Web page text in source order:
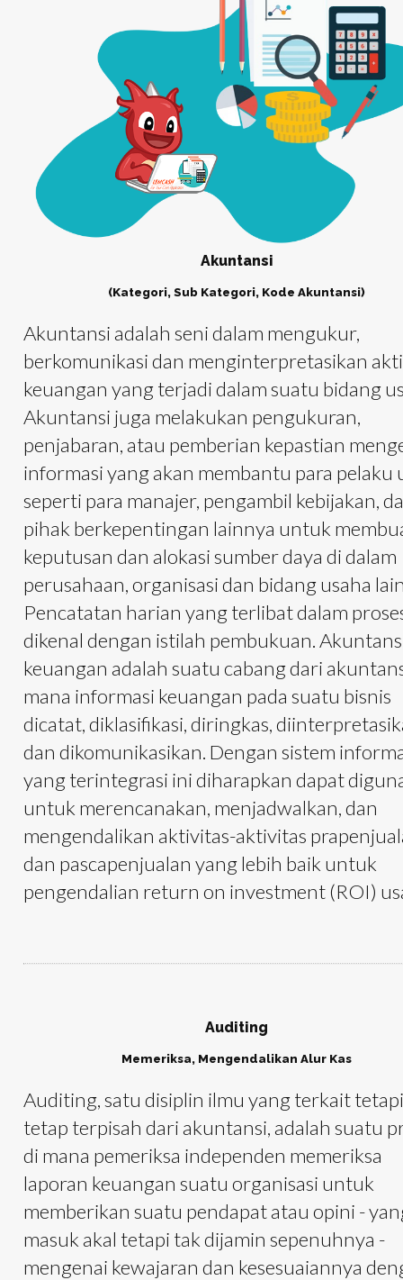
Akuntansi
(Kategori, Sub Kategori, Kode Akuntansi)
Akuntansi adalah seni dalam mengukur,
berkomunikasi dan menginterpretasikan
keuangan yang terjadi dalam suatu bidang
Akuntansi juga melakukan pengukuran,
penjabaran, atau pemberian kepastian
informasi yang akan membantu para pelaku
seperti para manajer, pengambil kebijakan,
pihak berkepentingan lainnya untuk
keputusan dan alokasi sumber daya di dalam
perusahaan, organisasi dan bidang usaha
Pencatatan harian yang terlibat dalam
dikenal dengan istilah pembukuan.
keuangan adalah suatu cabang dari
mana informasi keuangan pada suatu bisnis
dicatat, diklasifikasi, diringkas,
dan dikomunikasikan. Dengan sistem
yang terintegrasi ini diharapkan dapat
untuk merencanakan, menjadwalkan, dan
mengendalikan aktivitas-aktivitas
dan pascapenjualan yang lebih baik untuk
pengendalian return on investment (ROI)
Auditing
Memeriksa, Mengendalikan Alur Kas
Auditing, satu disiplin ilmu yang terkait
tetap terpisah dari akuntansi, adalah suatu
di mana pemeriksa independen memeriksa
laporan keuangan suatu organisasi untuk
memberikan suatu pendapat atau opini -
masuk akal tetapi tak dijamin sepenuhnya -
mengenai kewajaran dan kesesuaiannya